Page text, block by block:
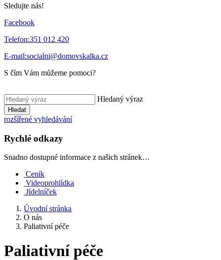
Sledujte nás!
Facebook
Telefon:351 012 420
E-mail:socialni@domovskalka.cz
S čím Vám můžeme pomoci?
Hledaný výraz
Hledat
rozšířené vyhledávání
Rychlé odkazy
Snadno dostupné informace z našich stránek…
Ceník
Videoprohlídka
Jídelníček
Úvodní stránka
O nás
Paliativní péče
Paliativní péče